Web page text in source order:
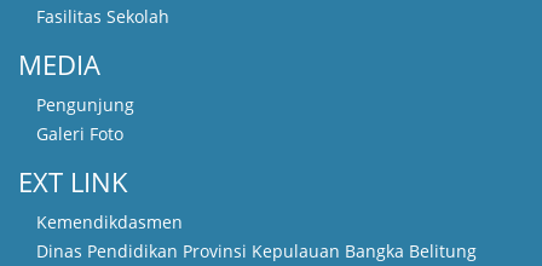
Fasilitas Sekolah
MEDIA
Pengunjung
Galeri Foto
EXT LINK
Kemendikdasmen
Dinas Pendidikan Provinsi Kepulauan Bangka Belitung